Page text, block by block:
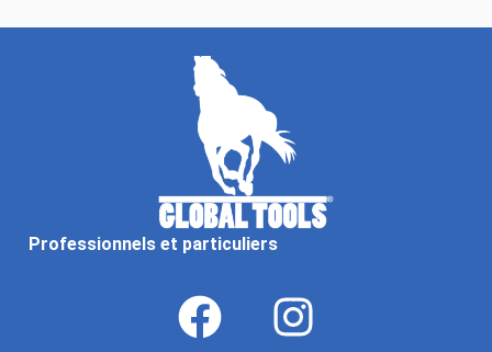
Professionnels et particuliers